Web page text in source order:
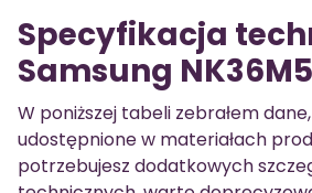
Specyfikacja
Samsung
W poniższej tabeli zebrałem
udostępnione w materiałach
potrzebujesz dodatkowych